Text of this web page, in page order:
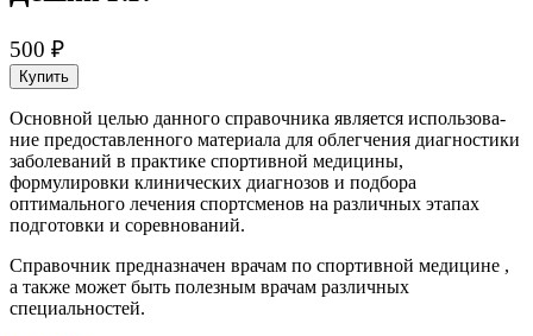
500 ₽
Купить
Основной целью данного справочника является использова­
ние предоставленного материала для облегчения диагностики
заболева­ний в практике спортивной медицин­ы,
формулировки клинических диагнозов и подбора
оптимального лечения спортсменов на различных этапах
подготовки и соревнований.
Справочник предназначен врачам по спортивной медицин­е ,
а также может быть полезным врачам различных
специальностей.